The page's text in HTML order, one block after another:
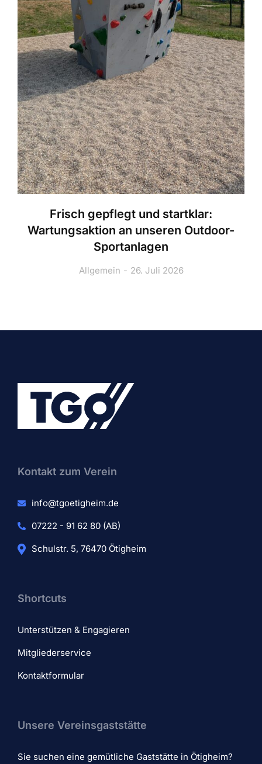
Frisch gepflegt und startklar:
Wartungsaktion an unseren Outdoor-
Sportanlagen
Allgemein 26. Juli 2026
Kontakt zum Verein​
info@tgoetigheim.de
07222 - 91 62 80 (AB)
Schulstr. 5, 76470 Ötigheim
Shortcuts
Unterstützen & Engagieren
Mitgliederservice
Kontaktformular
Unsere Vereinsgaststätte
Sie suchen eine gemütliche Gaststätte in Ötigheim?